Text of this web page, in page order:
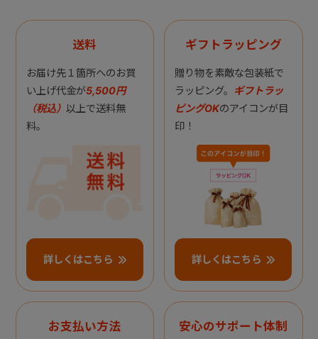
送料
お届け先１箇所へのお買
い上げ代金が5,500円
（税込） 以上で送料無
料。
詳しくはこちら
ギフトラッピング
贈り物を素敵な包装紙で
ラッピング。 ギフトラッ
ピングOKのアイコンが目
印！
詳しくはこちら
お支払い方法 安心のサポート体制